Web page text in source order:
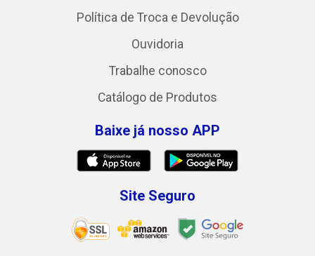
Política de Troca e Devolução
Ouvidoria
Trabalhe conosco
Catálogo de Produtos
Baixe já nosso APP
Site Seguro